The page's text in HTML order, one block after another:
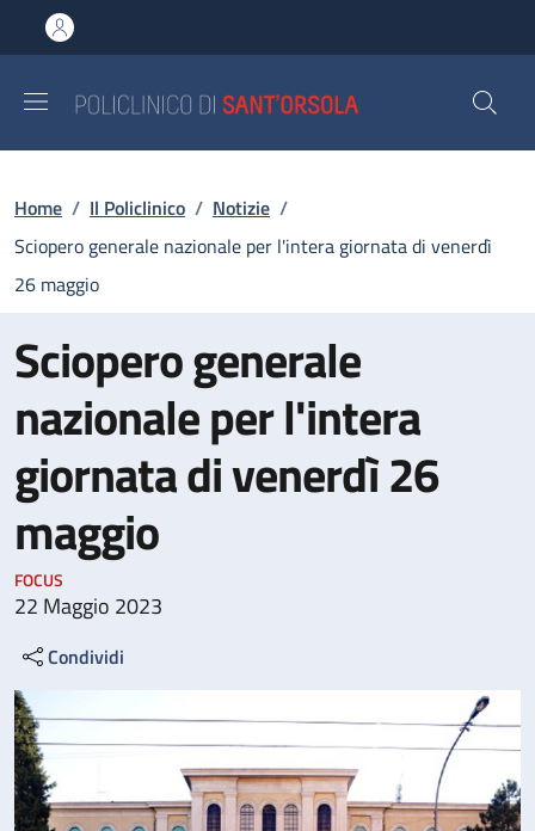
al contenuto principale
to footer content
Briciole di pane
Home / Il Policlinico / Notizie /
Sciopero generale nazionale per l'intera giornata di venerdì
26 maggio
Sciopero generale
nazionale per l'intera
giornata di venerdì 26
maggio
FOCUS
22 Maggio 2023
Condividi